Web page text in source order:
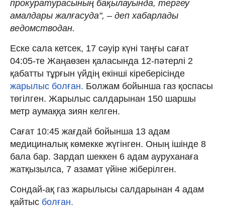
прокуратурасының бақылауында, тергеу
амалдары жалғасуда", – деп хабарлады
ведомстводан.
Еске сала кетсек, 17 сәуір күні таңғы сағат
04:05-те Жаңаөзен қаласында 12-пәтерлі 2
қабатты тұрғын үйдің екінші кіреберісінде
жарылыс болған. Болжам бойынша газ қоспасы
төгілген. Жарылыс салдарынан 150 шаршы
метр аумаққа зиян келген.
Сағат 10:45 жағдай бойынша 13 адам
медициналық көмекке жүгінген. Оның ішінде 8
бала бар. Зардап шеккен 6 адам ауруханаға
жатқызылса, 7 азамат үйіне жіберілген.
Сондай-ақ газ жарылысы салдарынан 4 адам
қайтыс болған.